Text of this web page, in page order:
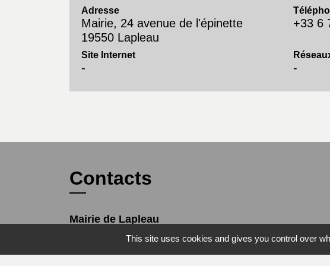
Adresse
Mairie, 24 avenue de l'épinette
19550 Lapleau
+33 6
Site Internet
- -
Contacts
Mairie de Lapleau
24, avenue de l'épinette
This site uses cookies and gives you control over